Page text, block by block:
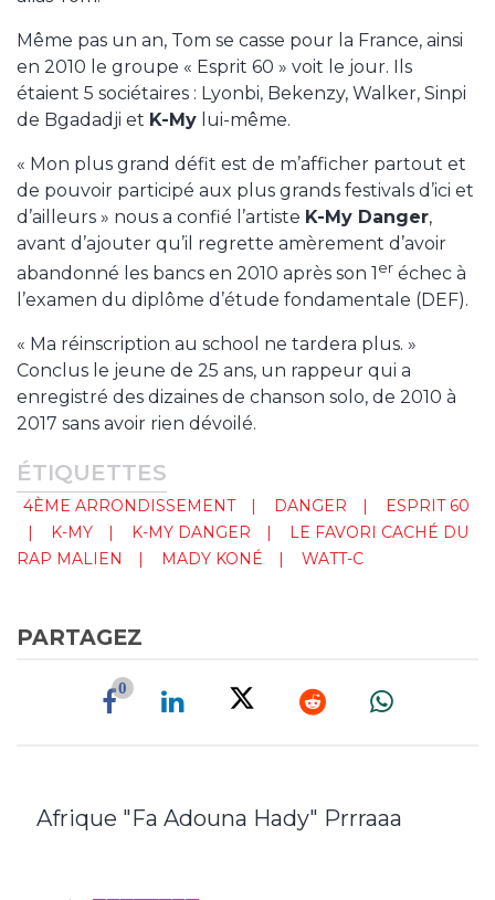
Même pas un an, Tom se casse pour la France, ainsi
en 2010 le groupe « Esprit 60 » voit le jour. Ils
étaient 5 sociétaires : Lyonbi, Bekenzy, Walker, Sinpi
de Bgadadji et K-My lui-même.
« Mon plus grand défit est de m’afficher partout et
de pouvoir participé aux plus grands festivals d’ici et
d’ailleurs » nous a confié l’artiste K-My Danger,
avant d’ajouter qu’il regrette amèrement d’avoir
abandonné les bancs en 2010 après son 1 er échec à
l’examen du diplôme d’étude fondamentale (DEF).
« Ma réinscription au school ne tardera plus. »
Conclus le jeune de 25 ans, un rappeur qui a
enregistré des dizaines de chanson solo, de 2010 à
2017 sans avoir rien dévoilé.
ÉTIQUETTES
4ÈME ARRONDISSEMENT DANGER
ESPRIT 60
K-MY
K-MY DANGER
LE FAVORI CACHÉ DU
RAP MALIEN
MADY KONÉ WATT-C
PARTAGEZ
0
Afrique "Fa Adouna Hady" Prrraaa